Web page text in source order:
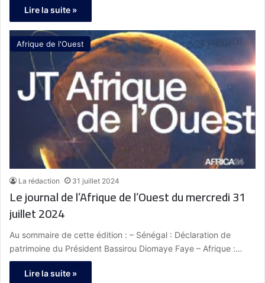
Lire la suite »
Afrique de l'Ouest
La rédaction 31 juillet 2024
Le journal de l’Afrique de l’Ouest du mercredi 31
juillet 2024
Au sommaire de cette édition : – Sénégal : Déclaration de
patrimoine du Président Bassirou Diomaye Faye – Afrique :…
Lire la suite »